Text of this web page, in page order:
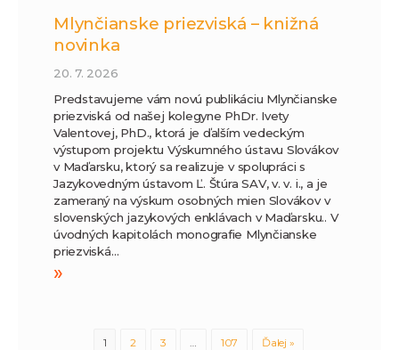
Mlynčianske priezviská – knižná
novinka
20. 7. 2026
Predstavujeme vám novú publikáciu Mlynčianske
priezviská od našej kolegyne PhDr. Ivety
Valentovej, PhD., ktorá je ďalším vedeckým
výstupom projektu Výskumného ústavu Slovákov
v Maďarsku, ktorý sa realizuje v spolupráci s
Jazykovedným ústavom Ľ. Štúra SAV, v. v. i., a je
zameraný na výskum osobných mien Slovákov v
slovenských jazykových enklávach v Maďarsku.. V
úvodných kapitolách monografie Mlynčianske
priezviská…
»
1 2 3 107 Ďalej »